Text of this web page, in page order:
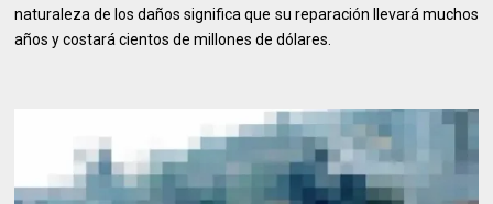
naturaleza de los daños significa que su reparación llevará muchos
años y costará cientos de millones de dólares.